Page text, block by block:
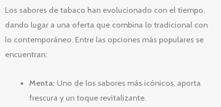
Los sabores de tabaco han evolucionado con el tiempo,
dando lugar a una oferta que combina lo tradicional con
lo contemporáneo. Entre las opciones más populares se
encuentran:
Menta: Uno de los sabores más icónicos, aporta
frescura y un toque revitalizante.